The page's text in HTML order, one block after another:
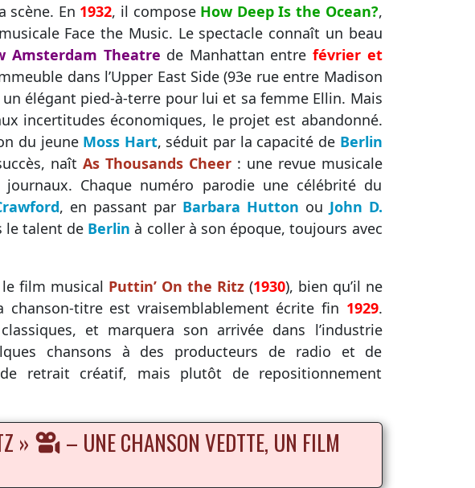
scène. En 1932, il compose How Deep Is the Ocean?,
Face the Music. Le spectacle connaît un beau
Amsterdam Theatre de Manhattan entre février et
dans l’Upper East Side (93e rue entre Madison
un élégant pied-à-terre pour lui et sa femme Ellin. Mais
incertitudes économiques, le projet est abandonné.
du jeune Moss Hart, séduit par la capacité de Berlin
naît As Thousands Cheer: une revue musicale
Chaque numéro parodie une célébrité du
, en passant par Barbara Hutton ou John D.
le talent de Berlin à coller à son époque, toujours avec
film musical Puttin’ On the Ritz(1930), bien qu’il ne
titre est vraisemblablement écrite fin 1929.
et marquera son arrivée dans l’industrie
chansons à des producteurs de radio et de
retrait créatif, mais plutôt de repositionnement
»
– UNE CHANSON VEDTTE, UN FILM